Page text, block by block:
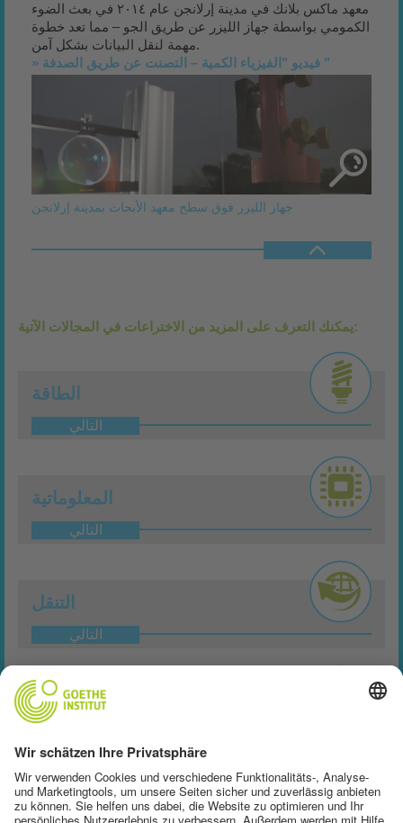
معهد ماكس بلانك في مدينة إرلانجن عام ٢٠١٤ في بعث الضوء
الكمومي بواسطة جهاز الليزر عن طريق الجو – مما تعد خطوة
مهمة لنقل البيانات بشكل آمن.
» فيديو "الفيزياء الكمية – التصنت عن طريق الصدفة "
جهاز الليزر فوق سطح معهد الأبحاث بمدينة إرلانجن
يمكنك التعرف على المزيد من الاختراعات في المجالات الآتية:
الطاقة
التالي
المعلوماتية
التالي
التنقل
التالي
علم البصريات
الطب